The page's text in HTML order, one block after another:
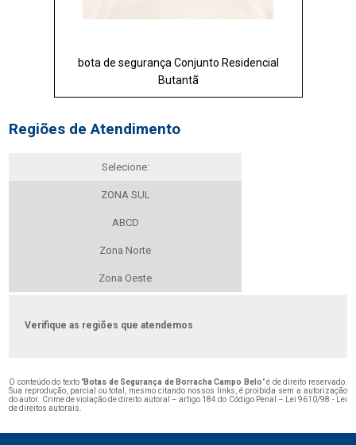
bota de segurança Conjunto Residencial
Butantã
Regiões de Atendimento
Selecione:
ZONA SUL
ABCD
Zona Norte
Zona Oeste
Verifique as regiões que atendemos
O conteúdo do texto "Botas de Segurança de Borracha Campo Belo" é de direito reservado.
Sua reprodução, parcial ou total, mesmo citando nossos links, é proibida sem a autorização
do autor. Crime de violação de direito autoral – artigo 184 do Código Penal –
Lei 9610/98 - Lei
de direitos autorais